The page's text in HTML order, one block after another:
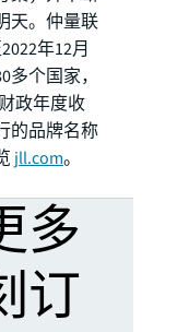
天。仲量联
年12月
个国家，
政年度收
的品牌名称
jll.com。
多
订